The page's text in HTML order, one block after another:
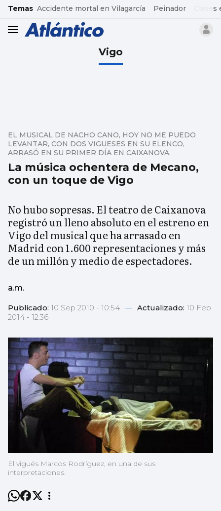
common.go-to-content
Temas Accidente mortal en Vilagarcía Peinador
header.menu.open
Vigo
La música ochentera de Mecano,
con un toque de Vigo
EL MUSICAL DE NACHO CANO, HOY NO ME PUEDO
LEVANTAR, CON DOS VIGUESES EN SU ELENCO,
ARRASÓ EN SU PRIMER DÍA EN CAIXANOVA.
No hubo sopresas. El teatro de Caixanova
registró un lleno absoluto en el estreno en
Vigo del musical que ha arrasado en
Madrid con 1.600 representaciones y más
de un millón y medio de espectadores.
a.m.
Publicado: 10 Sep 2010 - 10:54 — Actualizado: 10 Feb
2014 - 12:36
El vigués Marcos Rodríguez, en una de sus
interpretaciones.